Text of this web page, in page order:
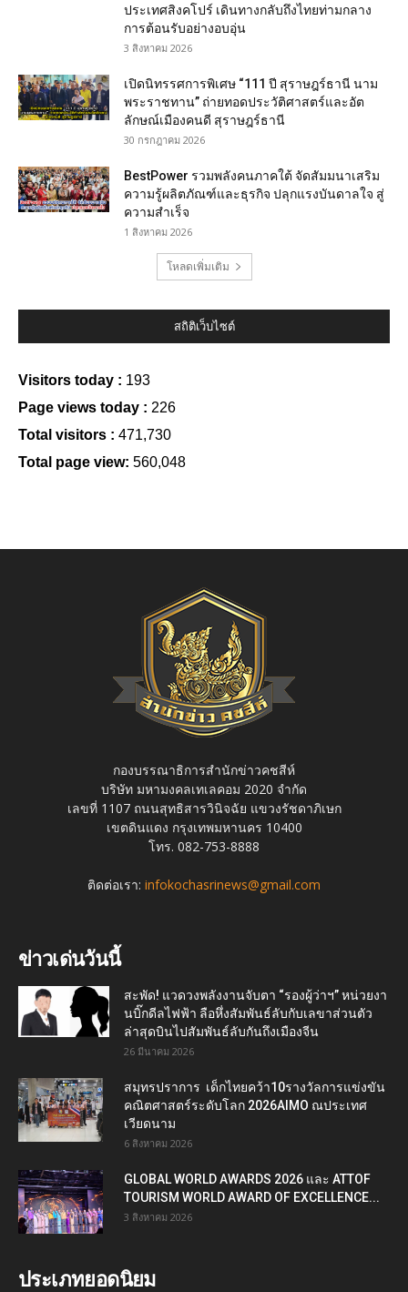
ประเทศสิงคโปร์ เดินทางกลับถึงไทยท่ามกลาง
การต้อนรับอย่างอบอุ่น
3 สิงหาคม 2026
เปิดนิทรรศการพิเศษ “111 ปี สุราษฎร์ธานี นาม
พระราชทาน” ถ่ายทอดประวัติศาสตร์และอัต
ลักษณ์เมืองคนดี สุราษฎร์ธานี
30 กรกฎาคม 2026
BestPower รวมพลังคนภาคใต้ จัดสัมมนาเสริม
ความรู้ผลิตภัณฑ์และธุรกิจ ปลุกแรงบันดาลใจ สู่
ความสำเร็จ
1 สิงหาคม 2026
โหลดเพิ่มเติม
สถิติเว็บไซต์
Visitors today : 193
Page views today : 226
Total visitors : 471,730
Total page view: 560,048
กองบรรณาธิการสำนักข่าวคชสีห์
บริษัท มหามงคลเทเลคอม 2020 จำกัด
เลขที่ 1107 ถนนสุทธิสารวินิจฉัย แขวงรัชดาภิเษก
เขตดินแดง กรุงเทพมหานคร 10400
โทร. 082-753-8888
ติดต่อเรา: infokochasrinews@gmail.com
ข่าวเด่นวันนี้
สะพัด! แวดวงพลังงานจับตา “รองผู้ว่าฯ” หน่วยงา
นบิ๊กดีลไฟฟ้า ลือหึ่งสัมพันธ์ลับกับเลขาส่วนตัว
ล่าสุดบินไปสัมพันธ์ลับกันถึงเมืองจีน
26 มีนาคม 2026
สมุทรปราการ เด็กไทยคว้า10รางวัลการแข่งขัน
คณิตศาสตร์ระดับโลก 2026AIMO ณประเทศ
เวียดนาม
6 สิงหาคม 2026
GLOBAL WORLD AWARDS 2026 และ ATTOF
TOURISM WORLD AWARD OF EXCELLENCE...
3 สิงหาคม 2026
ประเภทยอดนิยม